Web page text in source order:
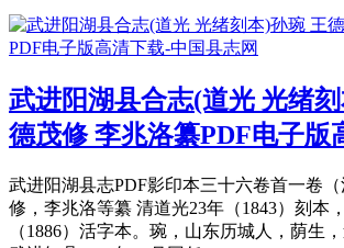
武进阳湖县合志(道光 光绪
德茂修 李兆洛纂PDF电子版
武进阳湖县志PDF影印本三十六卷首一卷
修，李兆洛等纂 清道光23年（1843）刻本
（1886）活字本。琬，山东历城人，荫生